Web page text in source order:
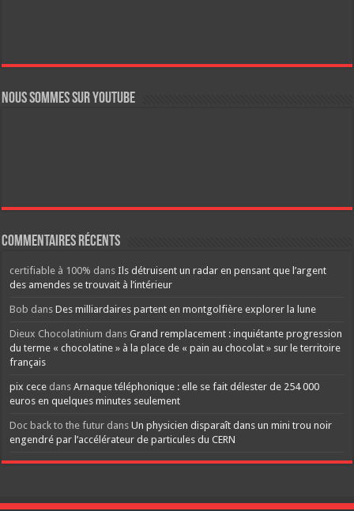
Nous sommes sur YouTube
Commentaires récents
certifiable à 100% dansIls détruisent un radar en pensant que l’argent
des amendes se trouvait à l’intérieur
Bob dansDes milliardaires partent en montgolfière explorer la lune
Dieux Chocolatinium dansGrand remplacement : inquiétante progression
du terme « chocolatine » à la place de « pain au chocolat » sur le territoire
français
pix cece dansArnaque téléphonique : elle se fait délester de 254 000
euros en quelques minutes seulement
Doc back to the futur dansUn physicien disparaît dans un mini trou noir
engendré par l’accélérateur de particules du CERN